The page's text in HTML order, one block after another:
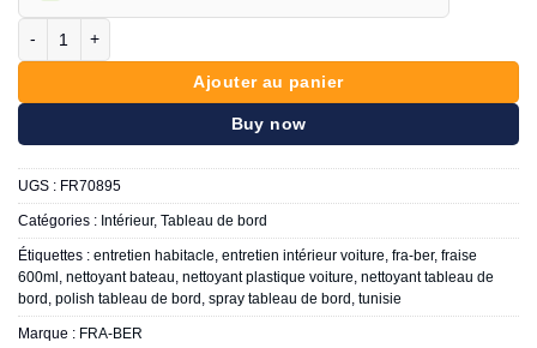
Ajouter au panier
Buy now
UGS : FR70895
Catégories : Intérieur, Tableau de bord
Étiquettes : entretien habitacle entretien intérieur voiture fra-ber, fraise
600ml
nettoyant bateau nettoyant plastique voiture nettoyant tableau de
bord
polish tableau de bord spray tableau de bord tunisie
Marque : FRA-BER